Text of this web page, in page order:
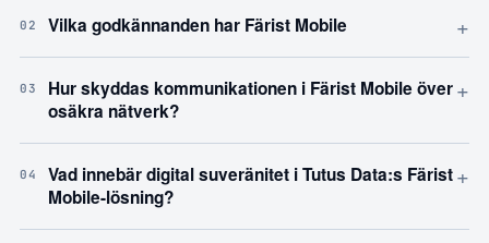
02 Vilka godkännanden har Färist Mobile +
03
Hur skyddas kommunikationen i Färist Mobile över
osäkra nätverk?
+
04
Vad innebär digital suveränitet i Tutus Data:s Färist
Mobile-lösning?
+